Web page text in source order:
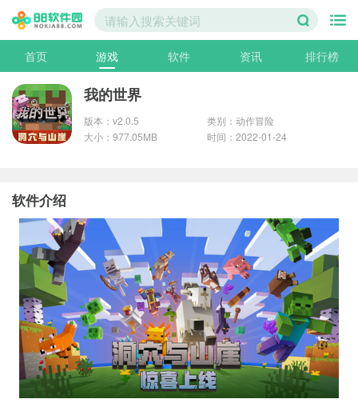
首页 游戏 软件 资讯 排行榜
我的世界
版本：v2.0.5
类别：动作冒险
大小：977.05MB
时间：2022-01-24
软件介绍